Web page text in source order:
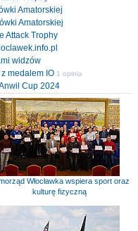
Amatorskiej
Amatorskiej
Attack Trophy
widzów
medalem IO 1 opinia
Cup 2024
Włocławka wspiera sport oraz
kulturę fizyczną